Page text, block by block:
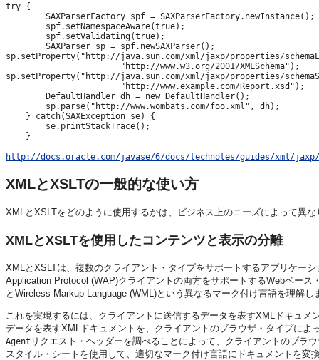
try {
        SAXParserFactory spf = SAXParserFactory.newInstance();
        spf.setNamespaceAware(true);
        spf.setValidating(true);
        SAXParser sp = spf.newSAXParser();
sp.setProperty("http://java.sun.com/xml/jaxp/properties/
                       "http://www.w3.org/2001/XMLSchema");
sp.setProperty("http://java.sun.com/xml/jaxp/properties/
                       "http://www.example.com/Report.xsd");
        DefaultHandler dh = new DefaultHandler();
        sp.parse("http://www.wombats.com/foo.xml", dh);
    } catch(SAXException se) {
        se.printStackTrace();
http://docs.oracle.com/javase/6/docs/technotes/guides/xml/
XMLとXSLTの一般的な使い方
XMLとXSLTをどのように使用するかは、ビジネス上のニーズによって異な
XMLとXSLTを使用したコンテンツと表示の分離
XMLとXSLTは、複数のクライアント・タイプをサポートするアプリケー
Application Protocol (WAP)クライアントの両方をサポートするWebベー
とWireless Markup Language (WML)という異なるマーク付け言語を理解
これを実現するには、クライアントに送信するデータを表すXMLドキュ
データを表すXMLドキュメントを、クライアントのブラウザ・タイプに
Agent リクエスト・ヘッダーを調べることによって、クライアントのブラ
スタイル・シートを使用して、適切なマーク付け言語にドキュメントを